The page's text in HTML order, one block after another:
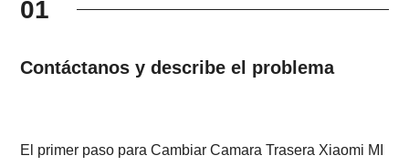
01
Contáctanos y describe el problema
El primer paso para Cambiar Camara Trasera Xiaomi MI